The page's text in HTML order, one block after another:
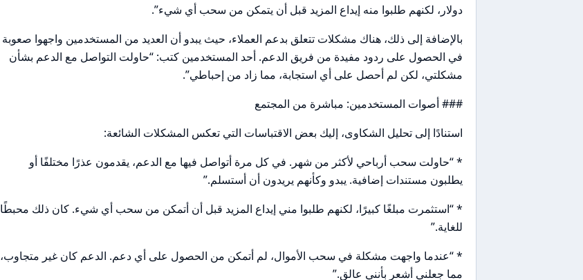
دولار، لكنهم طلبوا منه إيداع المزيد قبل أن يتمكن من سحب أي شيء”.
بالإضافة إلى ذلك، هناك مشكلات تتعلق بدعم العملاء، حيث يبدو أن العديد من المستخدمين واجهوا صعوبة
في الحصول على ردود مفيدة من فريق الدعم. أحد المستخدمين كتب: “حاولت التواصل مع الدعم بشأن
مشكلتي، لكن لم أحصل على أي استجابة، مما زاد من إحباطي”.
### أصوات المستخدمين: مباشرة من المجتمع
استنادًا إلى تحليل الشكاوى، إليك بعض الاقتباسات التي تعكس المشكلات الشائعة:
* “حاولت سحب أرباحي لأكثر من شهر. في كل مرة أتواصل فيها مع الدعم، يقدمون عذرًا مختلفًا أو
يطلبون مستندات إضافية. يبدو وكأنهم يريدون أن أستسلم.”
* “استثمرت مبلغًا كبيرًا، لكنهم طلبوا مني إيداع المزيد قبل أن أتمكن من سحب أي شيء. كان ذلك محبطًا
للغاية.”
* “عندما واجهت مشكلة في سحب الأموال، لم أتمكن من الحصول على أي دعم. الدعم كان غير متجاوب،
مما جعلني أشعر بأنني عالق.”